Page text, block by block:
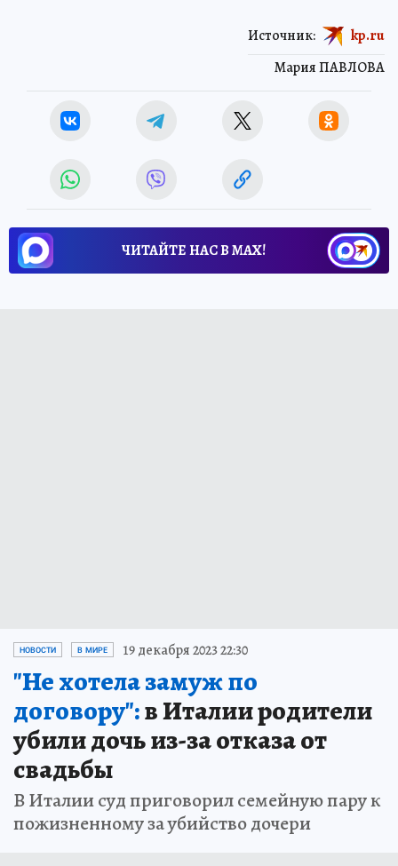
Мария ПАВЛОВА
Источник: kp.ru
ЧИТАЙТЕ НАС В МАХ!
НОВОСТИ В МИРЕ 19 декабря 2023 22:30
"Не хотела замуж по
договору":в Италии родители
убили дочь из-за отказа от
свадьбы
В Италии суд приговорил семейную пару к
пожизненному за убийство дочери